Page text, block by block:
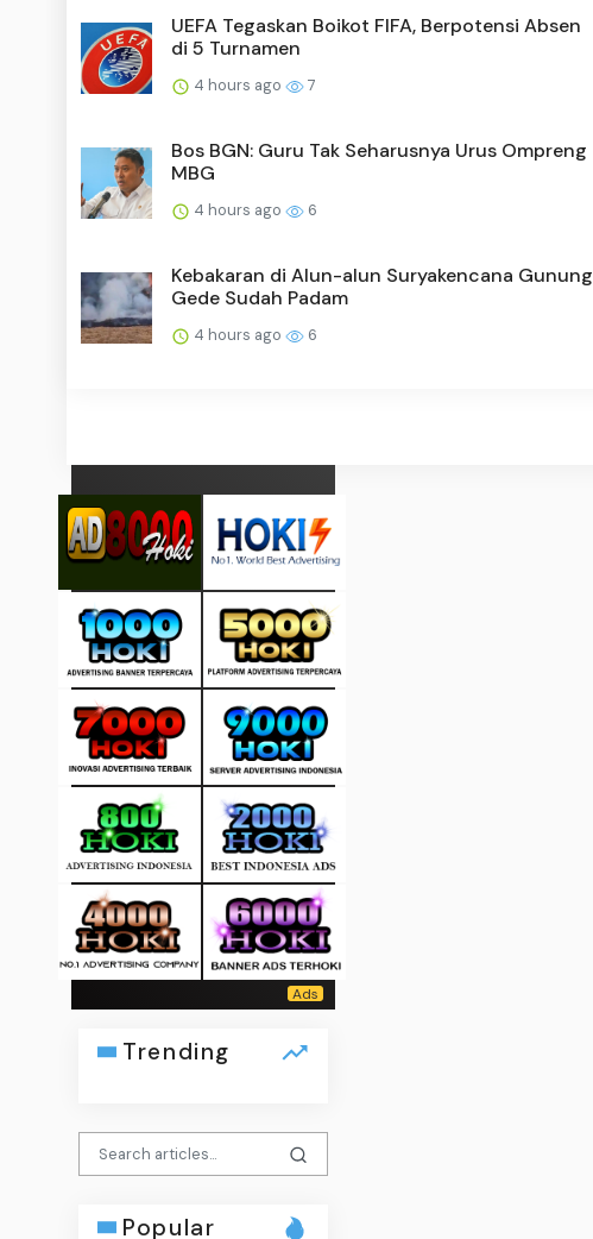
UEFA Tegaskan Boikot FIFA, Berpotensi Absen
di 5 Turnamen
4 hours ago 7
Bos BGN: Guru Tak Seharusnya Urus Ompreng
MBG
4 hours ago 6
Kebakaran di Alun-alun Suryakencana Gunung
Gede Sudah Padam
4 hours ago 6
Trending
Popular